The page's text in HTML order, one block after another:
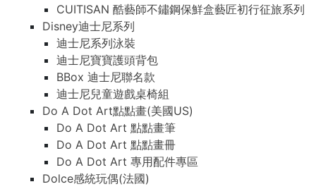
CUITISAN 酷藝師不鏽鋼保鮮盒藝匠初行征旅系列
Disney迪士尼系列
迪士尼系列泳裝
迪士尼寶寶護頭背包
BBox 迪士尼聯名款
迪士尼兒童遊戲桌椅組
Do A Dot Art點點畫(美國US)
Do A Dot Art 點點畫筆
Do A Dot Art 點點畫冊
Do A Dot Art 專用配件專區
Dolce感統玩偶(法國)